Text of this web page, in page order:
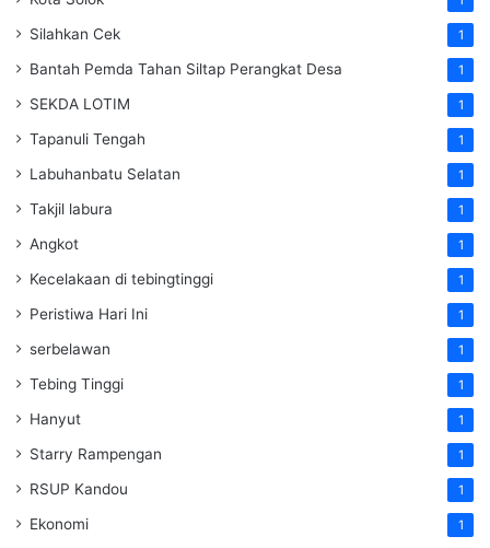
Silahkan Cek 1
Bantah Pemda Tahan Siltap Perangkat Desa 1
SEKDA LOTIM 1
Tapanuli Tengah 1
Labuhanbatu Selatan 1
Takjil labura 1
Angkot 1
Kecelakaan di tebingtinggi 1
Peristiwa Hari Ini 1
serbelawan 1
Tebing Tinggi 1
Hanyut 1
Starry Rampengan 1
RSUP Kandou 1
Ekonomi 1